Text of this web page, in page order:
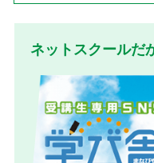
ネットスクールだ